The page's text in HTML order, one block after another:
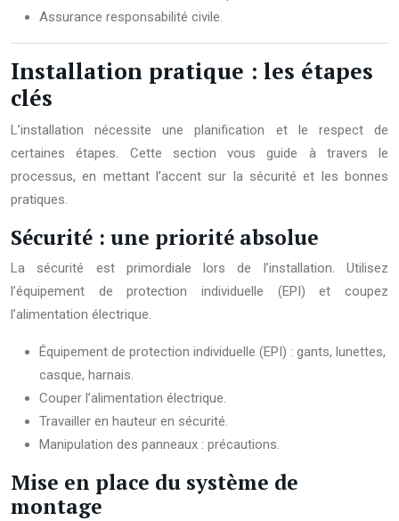
Assurance responsabilité civile.
Installation pratique : les étapes
clés
L’installation nécessite une planification et le respect de
certaines étapes. Cette section vous guide à travers le
processus, en mettant l’accent sur la sécurité et les bonnes
pratiques.
Sécurité : une priorité absolue
La sécurité est primordiale lors de l’installation. Utilisez
l’équipement de protection individuelle (EPI) et coupez
l’alimentation électrique.
Équipement de protection individuelle (EPI) : gants, lunettes,
casque, harnais.
Couper l’alimentation électrique.
Travailler en hauteur en sécurité.
Manipulation des panneaux : précautions.
Mise en place du système de
montage